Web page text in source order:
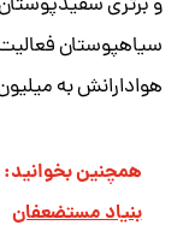
سیاهپوستان
هوادارانش به
همچنین بخوانید:
بنیاد مستضعفان